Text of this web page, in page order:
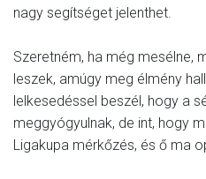
nagy segítséget jelenthet.
Szeretném, ha még mesélne,
leszek, amúgy meg élmény
lelkesedéssel beszél, hogy a
meggyógyulnak, de int, hogy
Ligakupa mérkőzés, és ő ma